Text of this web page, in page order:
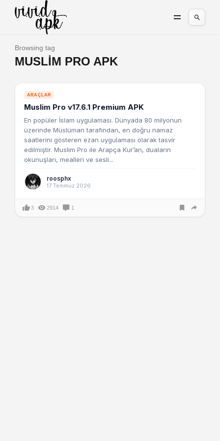
Browsing tag
MUSLIM PRO APK
ARAÇLAR
Muslim Pro v17.6.1 Premium APK
En popüler İslam uygulaması. Dünyada 80 milyonun
üzerinde Müslüman tarafından, en doğru namaz
saatlerini gösteren ezan uygulaması olarak tasvir
edilmiştir. Muslim Pro ile Arapça Kur’an, duaların
okunuşları, mealleri ve sesli...
roosphx
17 Temmuz 2026
3 2914 1